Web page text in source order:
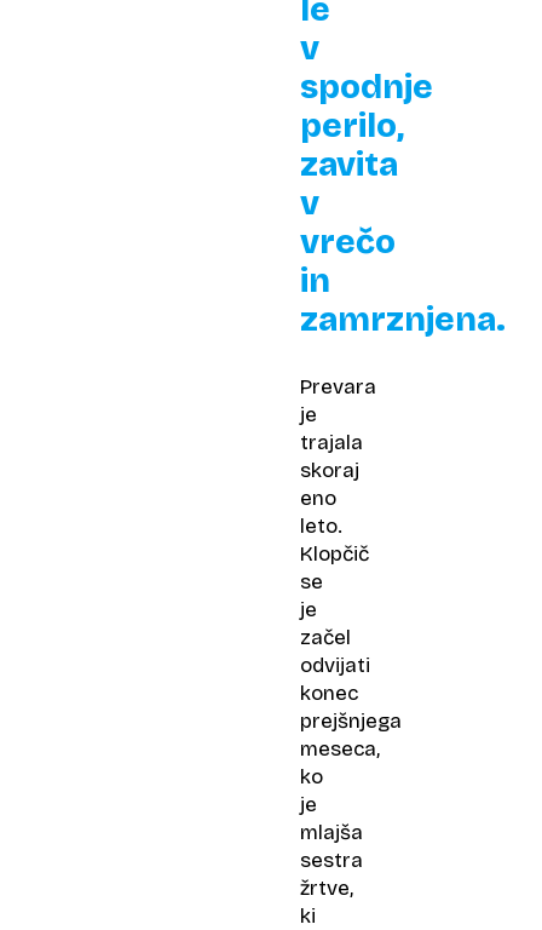
le
v
spodnje
perilo,
zavita
v
vrečo
in
zamrznjena.
Prevara
je
trajala
skoraj
eno
leto.
Klopčič
se
je
začel
odvijati
konec
prejšnjega
meseca,
ko
je
mlajša
sestra
žrtve,
ki